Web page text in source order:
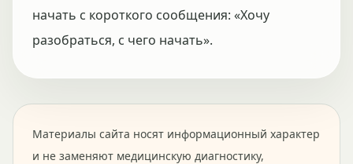
начать с короткого сообщения: «Хочу
разобраться, с чего начать».
Материалы сайта носят информационный характер
и не заменяют медицинскую диагностику,